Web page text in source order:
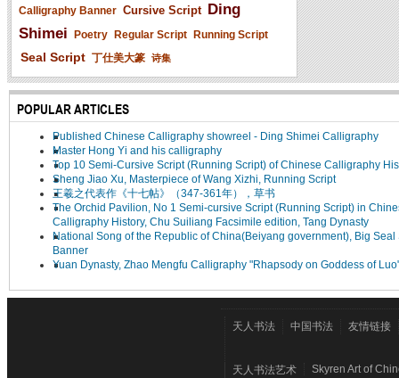
Calligraphy Banner Cursive Script Ding
Shimei
Poetry Regular Script Running Script
Seal Script 丁仕美大篆 诗集
POPULAR ARTICLES
Published Chinese Calligraphy showreel - Ding Shimei Calligraphy
Master Hong Yi and his calligraphy
Top 10 Semi-Cursive Script (Running Script) of Chinese Calligraphy
Sheng Jiao Xu, Masterpiece of Wang Xizhi, Running Script
王羲之代表作《十七帖》（347-361年），草书
The Orchid Pavilion, No 1 Semi-cursive Script (Running Script) in
Calligraphy History, Chu Suiliang Facsimile edition, Tang Dynasty
National Song of the Republic of China(Beiyang government), Big Seal
Banner
Yuan Dynasty, Zhao Mengfu Calligraphy "Rhapsody on Goddess of
天人书法 中国书法 友情链接
天人书法艺术 Skyren Art of